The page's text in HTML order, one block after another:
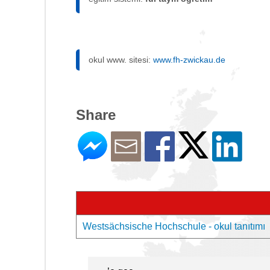
okul www. sitesi: www.fh-zwickau.de
Share
Westsächsische Hochschule - okul tanıtımı